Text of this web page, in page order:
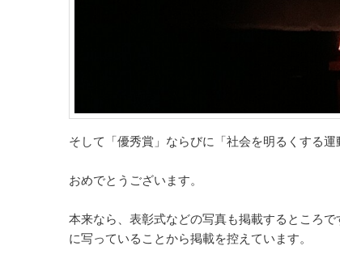
そして「優秀賞」ならびに「社会を明るくする運
おめでとうございます。
本来なら、表彰式などの写真も掲載するところ
に写っていることから掲載を控えています。